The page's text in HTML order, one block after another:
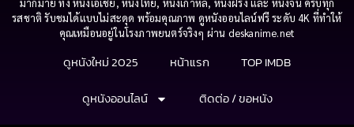
มากมาย ทั้ง หนังเอเชีย, หนังไทย, หนังเกาหลี, หนังฝรั่ง และ หนังจีน ครบทุก
รสชาติ รับชมได้แบบไม่สะดุด พร้อมคุณภาพ ดูหนังออนไลน์ฟรี ระดับ 4K ที่ทำให้
คุณเหมือนอยู่ในโรงภาพยนตร์จริงๆ ผ่าน deskanime.net
ดูหนังใหม่ 2025 หน้าแรก
TOP IMDB
ดูหนังออนไลน์
ติดต่อ / ขอหนัง